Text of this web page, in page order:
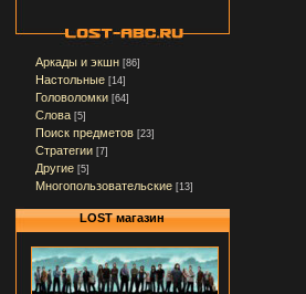
Аркады и экшн [86]
Настольные [14]
Головоломки [64]
Слова [5]
Поиск предметов [23]
Стратегии [7]
Другие [5]
Многопользовательские [13]
LOST магазин